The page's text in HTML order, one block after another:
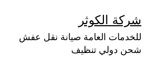
إلى
المحتوى
شركة الكوثر
للخدمات العامة صيانة نقل عفش
شحن دولي تنظيف